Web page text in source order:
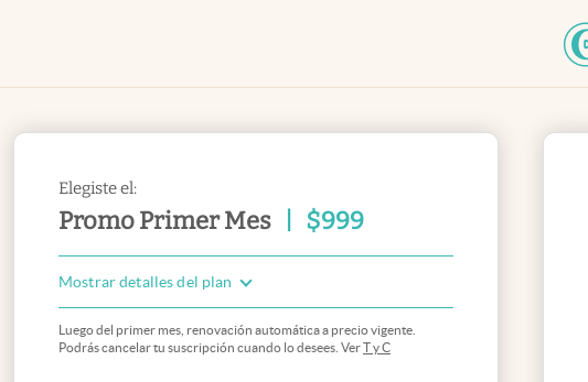
Elegiste el:
Promo Primer Mes $999
Mostrar detalles del plan
Luego del primer mes, renovación automática a precio vigente.
Podrás cancelar tu suscripción cuando lo desees. VerT y C